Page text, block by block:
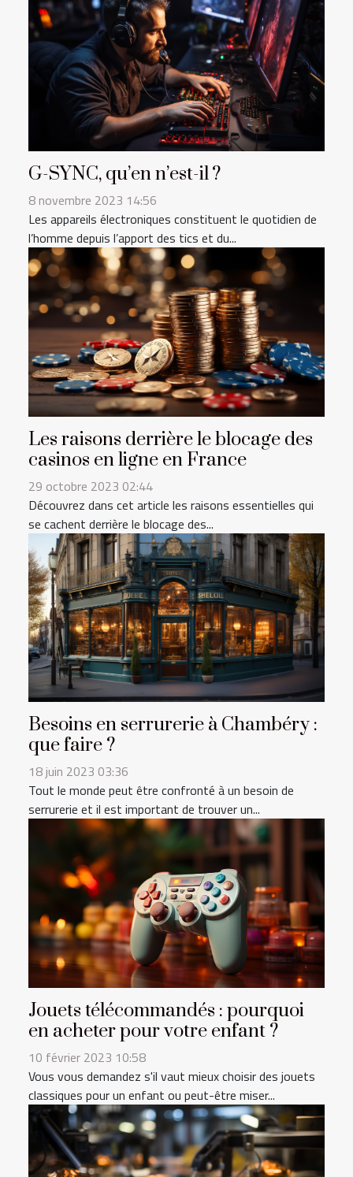
G-SYNC, qu’en n’est-il ?
8 novembre 2023 14:56
Les appareils électroniques constituent le quotidien de
l’homme depuis l’apport des tics et du...
Les raisons derrière le blocage des
casinos en ligne en France
29 octobre 2023 02:44
Découvrez dans cet article les raisons essentielles qui
se cachent derrière le blocage des...
Besoins en serrurerie à Chambéry :
que faire ?
18 juin 2023 03:36
Tout le monde peut être confronté à un besoin de
serrurerie et il est important de trouver un...
Jouets télécommandés : pourquoi
en acheter pour votre enfant ?
10 février 2023 10:58
Vous vous demandez s'il vaut mieux choisir des jouets
classiques pour un enfant ou peut-être miser...